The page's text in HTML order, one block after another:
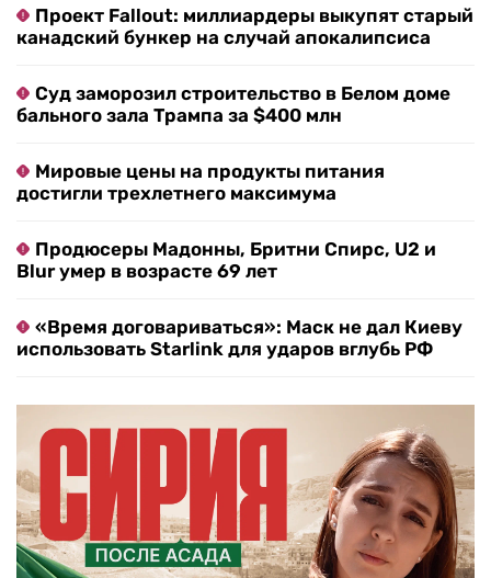
Проект Fallout: миллиардеры выкупят старый
канадский бункер на случай апокалипсиса
Суд заморозил строительство в Белом доме
бального зала Трампа за $400 млн
Мировые цены на продукты питания
достигли трехлетнего максимума
Продюсеры Мадонны, Бритни Спирс, U2 и
Blur умер в возрасте 69 лет
«Время договариваться»: Маск не дал Киеву
использовать Starlink для ударов вглубь РФ